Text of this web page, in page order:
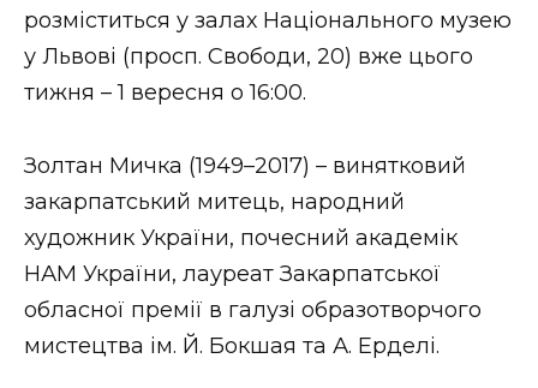
ЗАКАРПАТСЬКІ НОВИНИ
НОВИНИ ЗАХІДНОЇ УКРАЇНИ
ФОТО
розміститься у залах Національного музею
у Львові (просп. Свободи, 20) вже цього
тижня – 1 вересня о 16:00.
Золтан Мичка (1949–2017) – винятковий
закарпатський митець, народний
художник України, почесний академік
НАМ України, лауреат Закарпатської
обласної премії в галузі образотворчого
мистецтва ім. Й. Бокшая та А. Ерделі.